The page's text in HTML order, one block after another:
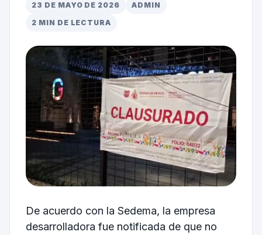
23 DE MAYO DE 2026
ADMIN
2 MIN DE LECTURA
De acuerdo con la Sedema, la empresa
desarrolladora fue notificada de que no